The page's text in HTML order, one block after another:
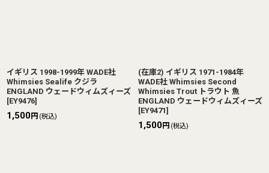
イギリス 1998-1999年 WADE社
Whimsies Sealife クジラ
ENGLAND ウェードウィムズィーズ
[EY9476]
1,500円 (税込)
(在庫2) イギリス 1971-1984年
WADE社 Whimsies Second
Whimsies Trout トラウト 魚
ENGLAND ウェードウィムズィーズ
[EY9471]
1,500円 (税込)